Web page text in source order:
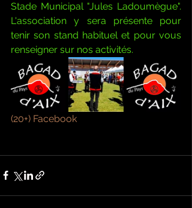
Stade Municipal "Jules Ladoumègue".
L'association y sera présente pour
tenir son stand habituel et pour vous
renseigner sur nos activités.
(20+) Facebook